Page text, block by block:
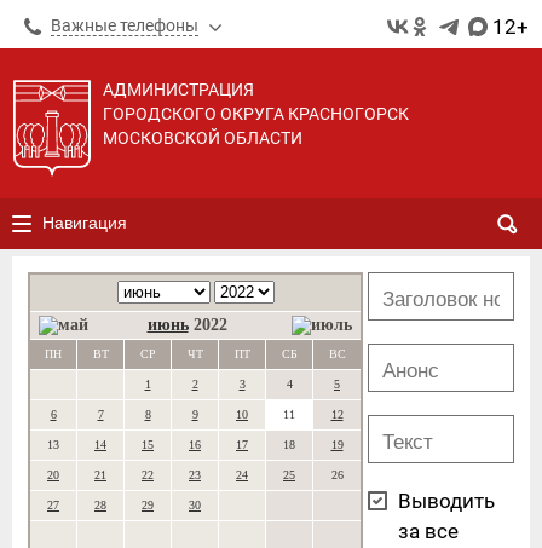
Важные телефоны 12+
АДМИНИСТРАЦИЯ
ГОРОДСКОГО ОКРУГА КРАСНОГОРСК
МОСКОВСКОЙ ОБЛАСТИ
Навигация
июнь 2022
ПН ВТ СР ЧТ ПТ СБ ВС
1 2 3 4 5
6 7 8 9 10 11 12
13 14 15 16 17 18 19
20 21 22 23 24 25 26
27 28 29 30
Выводить
за все